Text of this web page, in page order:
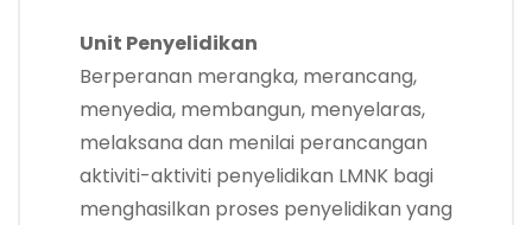
Unit Penyelidikan
Berperanan merangka, merancang,
menyedia, membangun, menyelaras,
melaksana dan menilai perancangan
aktiviti-aktiviti penyelidikan LMNK bagi
menghasilkan proses penyelidikan yang